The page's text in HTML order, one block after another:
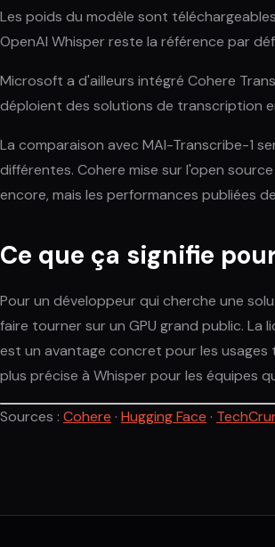
Les poids du modèle sont
OpenAI Whisper reste la référence par
Microsoft a d'ailleurs intégré Cohere
déploient des solutions de transcription
La comparaison avec MAI-Transcribe-1
différentes. Cohere mise sur l'open
encore, mais les performances publiées
Ce que ça signifie
Pour un développeur qui cherche une
faire tourner sur un GPU grand public.
est un avantage concret pour les
plus précise à Whisper pour les équipes
Sources : Cohere · Hugging Face ·